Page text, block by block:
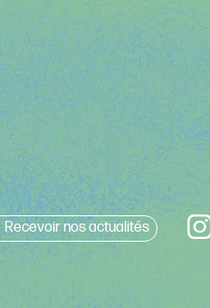
Recevoir nos actualités